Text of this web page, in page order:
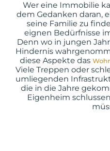
Wer eine Immobilie
dem Gedanken daran,
seine Familie zu
eignen Bedürfnisse
Denn wo in jungen
Hindernis
diese Aspekte das
Viele Treppen oder
umliegenden
die in die Jahre
Eigenheim